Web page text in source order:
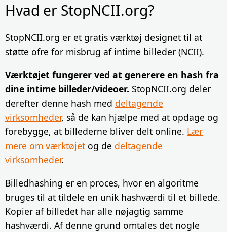
Hvad er StopNCII.org?
StopNCII.org er et gratis værktøj designet til at
støtte ofre for misbrug af intime billeder (NCII).
Værktøjet fungerer ved at generere en hash fra
dine intime billeder/videoer. StopNCII.org deler
derefter denne hash med deltagende
virksomheder, så de kan hjælpe med at opdage og
forebygge, at billederne bliver delt online. Lær
mere om værktøjet og de deltagende
virksomheder.
Billedhashing er en proces, hvor en algoritme
bruges til at tildele en unik hashværdi til et billede.
Kopier af billedet har alle nøjagtig samme
hashværdi. Af denne grund omtales det nogle